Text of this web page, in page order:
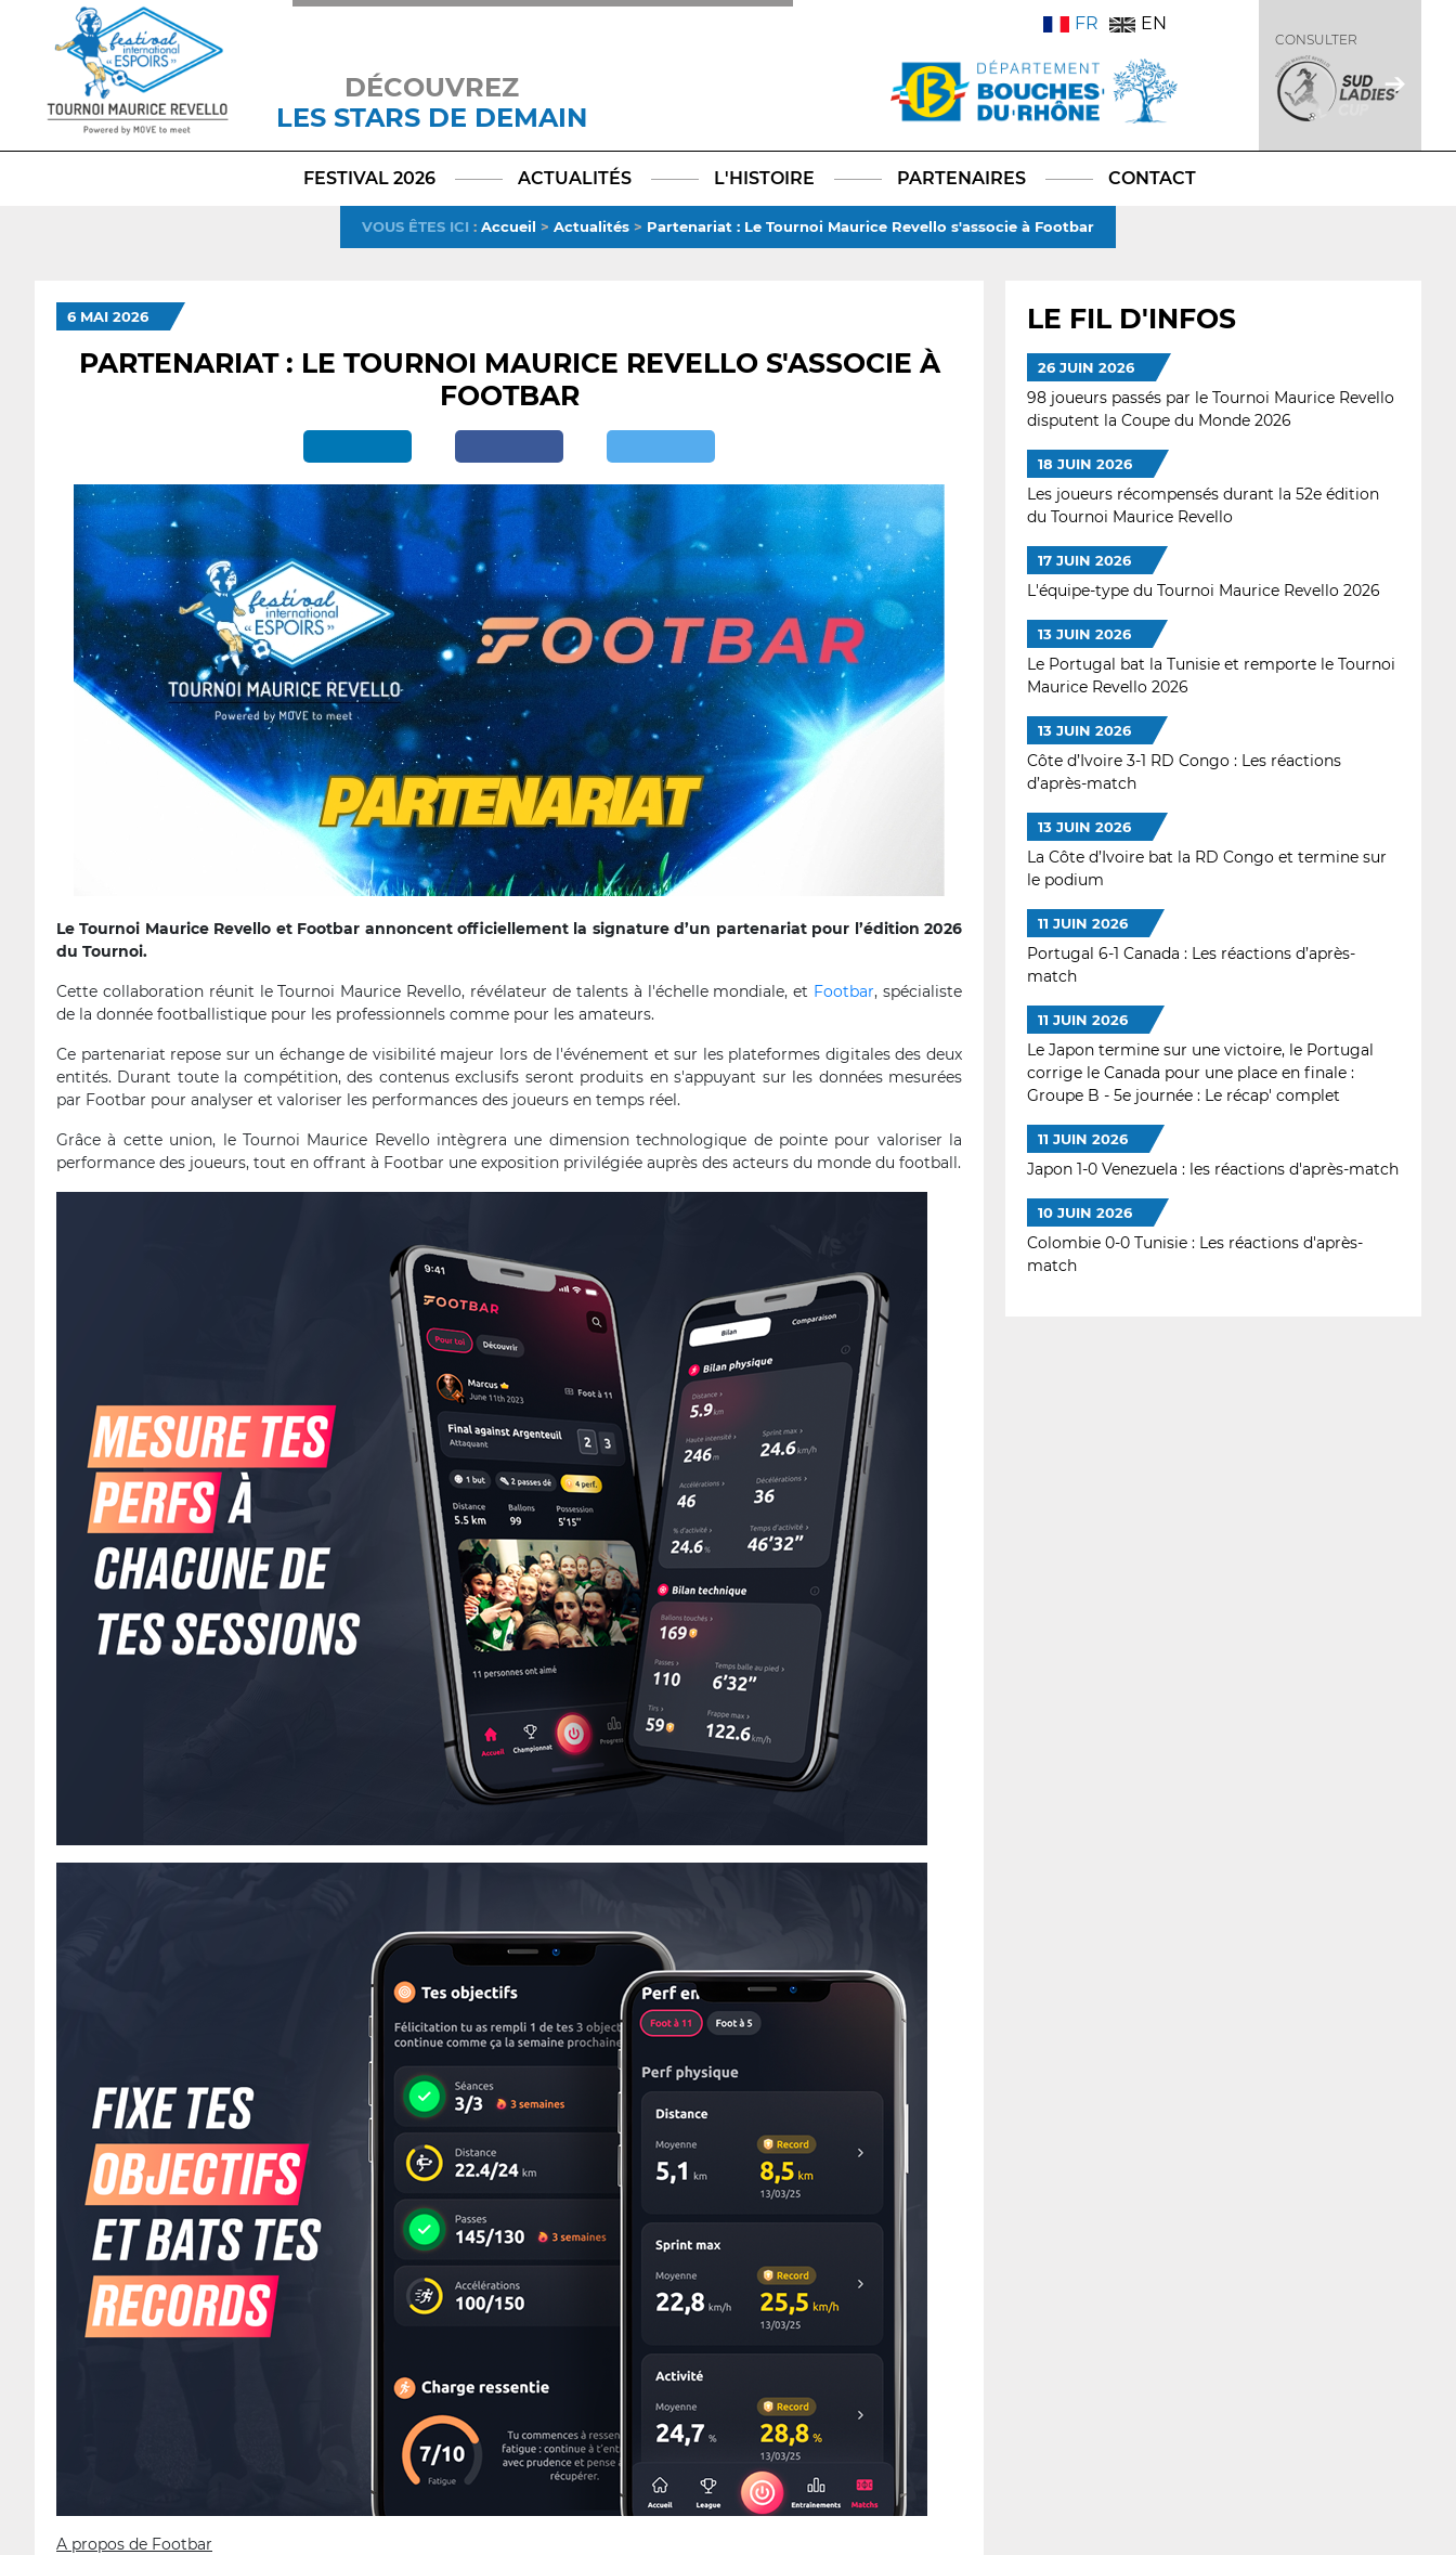
DÉCOUVREZ
LES STARS DE DEMAIN
TikTokLinkedIn
X
FR EN
CONSULTER
FESTIVAL 2026 ACTUALITÉS L'HISTOIRE PARTENAIRES CONTACT
VOUS ÊTES ICI : Accueil > Actualités > Partenariat : Le Tournoi Maurice Revello s'associe à Footbar
6 MAI 2026
PARTENARIAT : LE TOURNOI MAURICE REVELLO S'ASSOCIE À
FOOTBAR
Le Tournoi Maurice Revello et Footbar annoncent officiellement la signature d’un partenariat pour l’édition 2026
du Tournoi.
Cette collaboration réunit le Tournoi Maurice Revello, révélateur de talents à l'échelle mondiale, et Footbar, spécialiste
de la donnée footballistique pour les professionnels comme pour les amateurs.
Ce partenariat repose sur un échange de visibilité majeur lors de l'événement et sur les plateformes digitales des deux
entités. Durant toute la compétition, des contenus exclusifs seront produits en s'appuyant sur les données mesurées
par Footbar pour analyser et valoriser les performances des joueurs en temps réel.
Grâce à cette union, le Tournoi Maurice Revello intègrera une dimension technologique de pointe pour valoriser la
performance des joueurs, tout en offrant à Footbar une exposition privilégiée auprès des acteurs du monde du football.
A propos de Footbar
LE FIL D'INFOS
26 JUIN 2026
98 joueurs passés par le Tournoi Maurice Revello
disputent la Coupe du Monde 2026
18 JUIN 2026
Les joueurs récompensés durant la 52e édition
du Tournoi Maurice Revello
17 JUIN 2026
L'équipe-type du Tournoi Maurice Revello 2026
13 JUIN 2026
Le Portugal bat la Tunisie et remporte le Tournoi
Maurice Revello 2026
13 JUIN 2026
Côte d’Ivoire 3-1 RD Congo : Les réactions
d’après-match
13 JUIN 2026
La Côte d’Ivoire bat la RD Congo et termine sur
le podium
11 JUIN 2026
Portugal 6-1 Canada : Les réactions d’après-
match
11 JUIN 2026
Le Japon termine sur une victoire, le Portugal
corrige le Canada pour une place en finale :
Groupe B - 5e journée : Le récap' complet
11 JUIN 2026
Japon 1-0 Venezuela : les réactions d'après-match
10 JUIN 2026
Colombie 0-0 Tunisie : Les réactions d'après-
match